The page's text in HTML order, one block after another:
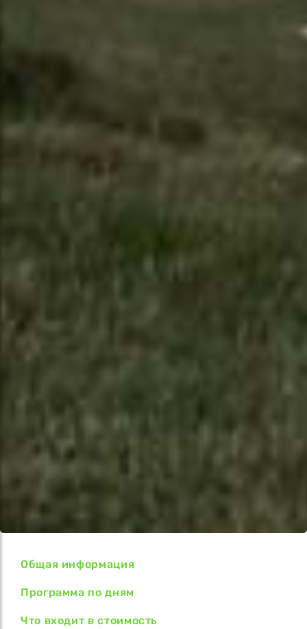
Общая информация
Программа по дням
Что входит в стоимость